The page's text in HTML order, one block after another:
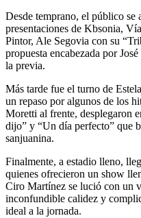
Desde temprano, el público se
presentaciones de Kbsonia,
Pintor, Ale Segovia con su
propuesta encabezada por
la previa.
Más tarde fue el turno de
un repaso por algunos de los
Moretti al frente, desplegaron
dijo” y “Un día perfecto” que
sanjuanina.
Finalmente, a estadio lleno,
quienes ofrecieron un show
Ciro Martínez se lució con un
inconfundible calidez y
ideal a la jornada.